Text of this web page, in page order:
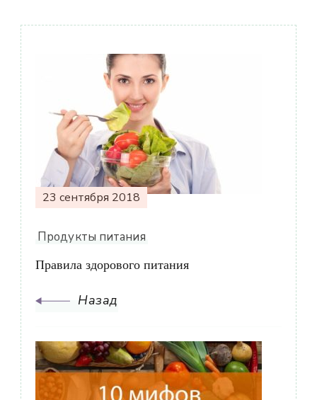
Навигация
по
записям
23 сентября 2018
Продукты питания
Правила здорового питания
Назад